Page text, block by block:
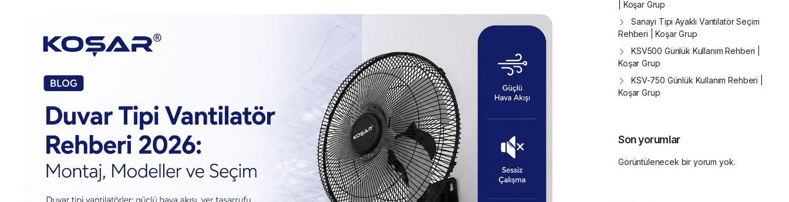
| Koşar Grup
Sanayi Tipi Ayaklı Vantilatör Seçim
Rehberi | Koşar Grup
KSV500 Günlük Kullanım Rehberi |
Koşar Grup
KSV-750 Günlük Kullanım Rehberi |
Koşar Grup
Son yorumlar
Görüntülenecek bir yorum yok.